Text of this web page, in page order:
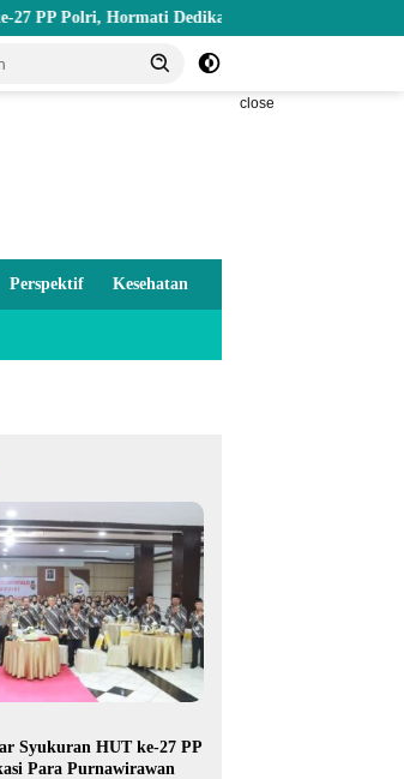
Hormati Dedikasi Para Purnawirawan
close
Perspektif Kesehatan
Syukuran HUT ke-27 PP
Para Purnawirawan